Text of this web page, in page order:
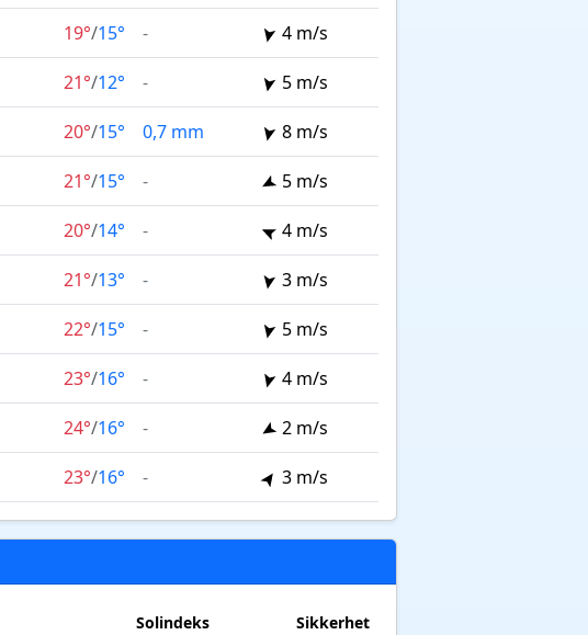
19°/15° - 4 m/s
21°/12° - 5 m/s
20°/15° 0,7 mm 8 m/s
21°/15° - 5 m/s
20°/14° - 4 m/s
21°/13° - 3 m/s
22°/15° - 5 m/s
23°/16° - 4 m/s
24°/16° - 2 m/s
23°/16° - 3 m/s
Solindeks Sikkerhet